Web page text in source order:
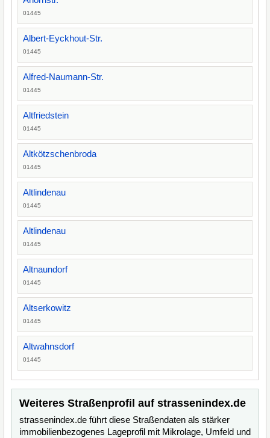
01445
Albert-Eyckhout-Str.
01445
Alfred-Naumann-Str.
01445
Altfriedstein
01445
Altkötzschenbroda
01445
Altlindenau
01445
Altlindenau
01445
Altnaundorf
01445
Altserkowitz
01445
Altwahnsdorf
01445
Weiteres Straßenprofil auf strassenindex.de
strassenindex.de führt diese Straßendaten als stärker
immobilienbezogenes Lageprofil mit Mikrolage, Umfeld und